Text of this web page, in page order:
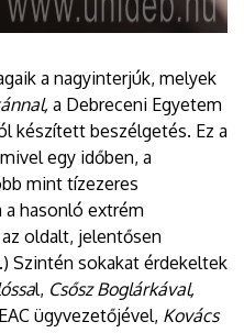
a nagyinterjúk, melyek
a Debreceni Egyetem
készített beszélgetés. Ez a
egy időben, a
mint tízezeres
hasonló extrém
oldalt, jelentősen
Szintén sokakat érdekeltek
l, Csősz Boglárkával,
ügyvezetőjével, Kovács